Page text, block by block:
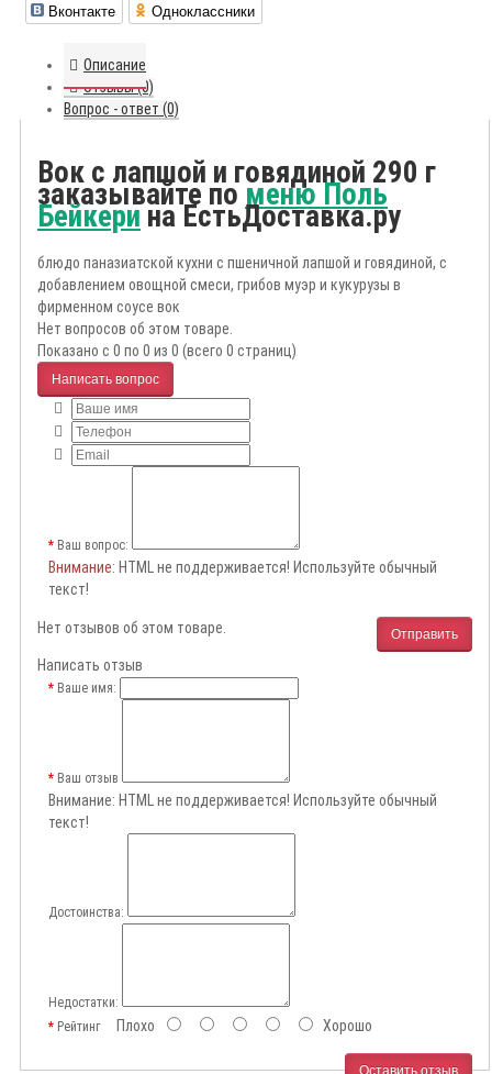
Вконтакте Одноклассники
Описание
Отзывы (0)
Вопрос - ответ (0)
Вок с лапшой и говядиной 290 г
заказывайте по меню Поль
Бейкерина ЕстьДоставка.ру
блюдо паназиатской кухни с пшеничной лапшой и говядиной, с
добавлением овощной смеси, грибов муэр и кукурузы в
фирменном соусе вок
Нет вопросов об этом товаре.
Показано с 0 по 0 из 0 (всего 0 страниц)
Написать вопрос
Ваш вопрос:
Внимание: HTML не поддерживается! Используйте обычный
текст!
Отправить
Нет отзывов об этом товаре.
Написать отзыв
Ваше имя:
Ваш отзыв
Внимание: HTML не поддерживается! Используйте обычный
текст!
Достоинства:
Недостатки:
РейтингПлохо Хорошо
Оставить отзыв